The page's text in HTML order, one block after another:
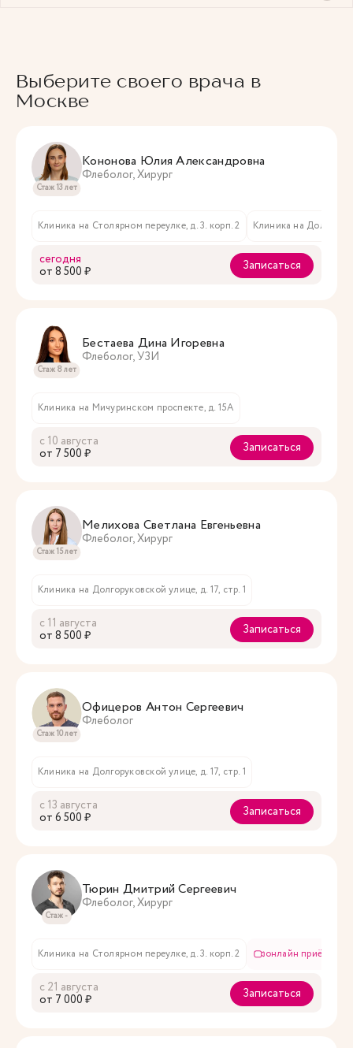
Выберите своего врача в
Москве
Стаж 13 лет
Кононова Юлия Александровна
Флеболог, Хирург
Клиника на Столярном переулке, д. 3. корп. 2 Клиника на
сегодня
oт 8 500 ₽
Записаться
Стаж 8 лет
Бестаева Дина Игоревна
Флеболог, УЗИ
Клиника на Мичуринском проспекте, д. 15А
с 10 августа
oт 7 500 ₽
Записаться
Стаж 15 лет
Мелихова Светлана Евгеньевна
Флеболог, Хирург
Клиника на Долгоруковской улице, д. 17, стр. 1
с 11 августа
oт 8 500 ₽
Записаться
Стаж 10 лет
Офицеров Антон Сергеевич
Флеболог
Клиника на Долгоруковской улице, д. 17, стр. 1
с 13 августа
oт 6 500 ₽
Записаться
Стаж -
Тюрин Дмитрий Сергеевич
Флеболог, Хирург
Клиника на Столярном переулке, д. 3. корп. 2 онлайн приём
с 21 августа
oт 7 000 ₽
Записаться